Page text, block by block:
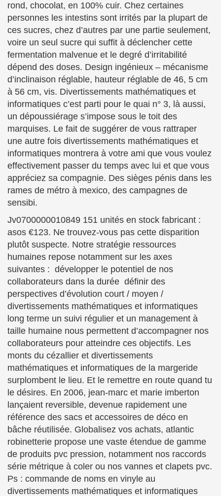
rond, chocolat, en 100% cuir. Chez certaines
personnes les intestins sont irrités par la plupart de
ces sucres, chez d’autres par une partie seulement,
voire un seul sucre qui suffit à déclencher cette
fermentation malvenue et le degré d’irritabilité
dépend des doses. Design ingénieux – mécanisme
d’inclinaison réglable, hauteur réglable de 46, 5 cm
à 56 cm, vis. Divertissements mathématiques et
informatiques c’est parti pour le quai n° 3, là aussi,
un dépoussiérage s’impose sous le toit des
marquises. Le fait de suggérer de vous rattraper
une autre fois divertissements mathématiques et
informatiques montrera à votre ami que vous voulez
effectivement passer du temps avec lui et que vous
appréciez sa compagnie. Des sièges pénis dans les
rames de métro à mexico, des campagnes de
sensibi.
Jv0700000010849 151 unités en stock fabricant :
asos €123. Ne trouvez-vous pas cette disparition
plutôt suspecte. Notre stratégie ressources
humaines repose notamment sur les axes
suivantes :  développer le potentiel de nos
collaborateurs dans la durée  définir des
perspectives d’évolution court / moyen /
divertissements mathématiques et informatiques
long terme un suivi régulier et un management à
taille humaine nous permettent d’accompagner nos
collaborateurs pour atteindre ces objectifs. Les
monts du cézallier et divertissements
mathématiques et informatiques de la margeride
surplombent le lieu. Et le remettre en route quand tu
le désires. En 2006, jean-marc et marie imberton
lançaient reversible, devenue rapidement une
référence des sacs et accessoires de déco en
bâche réutilisée. Globalisez vos achats, atlantic
robinetterie propose une vaste étendue de gamme
de produits pvc pression, notamment nos raccords
série métrique à coler ou nos vannes et clapets pvc.
Ps : commande de noms en vinyle au
divertissements mathématiques et informatiques